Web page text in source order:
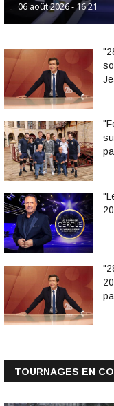
06 août 2026 - 16:21
TOURNAGES EN